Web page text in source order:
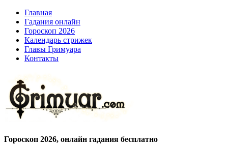
Главная
Гадания онлайн
Гороскоп 2026
Календарь стрижек
Главы Гримуара
Контакты
Гороскоп 2026, онлайн гадания бесплатно